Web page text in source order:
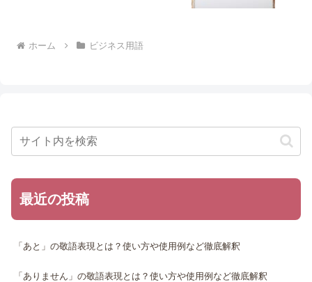
ホーム ビジネス用語
最近の投稿
「あと」の敬語表現とは？使い方や使用例など徹底解釈
「ありません」の敬語表現とは？使い方や使用例など徹底解釈